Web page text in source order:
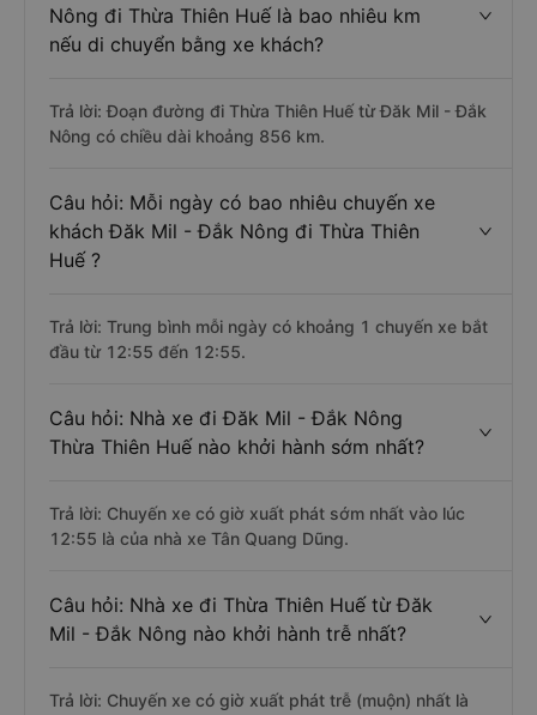
Nông đi Thừa Thiên Huế là bao nhiêu km
nếu di chuyển bằng xe khách?
Trả lời: Đoạn đường đi Thừa Thiên Huế từ Đăk Mil - Đắk
Nông có chiều dài khoảng 856 km.
Câu hỏi: Mỗi ngày có bao nhiêu chuyến xe
khách Đăk Mil - Đắk Nông đi Thừa Thiên
Huế ?
Trả lời: Trung bình mỗi ngày có khoảng 1 chuyến xe bắt
đầu từ 12:55 đến 12:55.
Câu hỏi: Nhà xe đi Đăk Mil - Đắk Nông
Thừa Thiên Huế nào khởi hành sớm nhất?
Trả lời: Chuyến xe có giờ xuất phát sớm nhất vào lúc
12:55 là của nhà xe Tân Quang Dũng.
Câu hỏi: Nhà xe đi Thừa Thiên Huế từ Đăk
Mil - Đắk Nông nào khởi hành trễ nhất?
Trả lời: Chuyến xe có giờ xuất phát trễ (muộn) nhất là